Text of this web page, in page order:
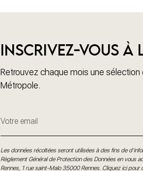
Inscrivez-vous à
Retrouvez chaque mois une
Métropole.
Les données récoltées seront utilisées à des fins de
Règlement Général de Protection des Données en vous
Rennes, 1 rue saint-Malo 35000 Rennes. Cliquez ici pour